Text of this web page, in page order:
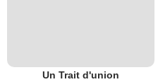
Un Trait d'union